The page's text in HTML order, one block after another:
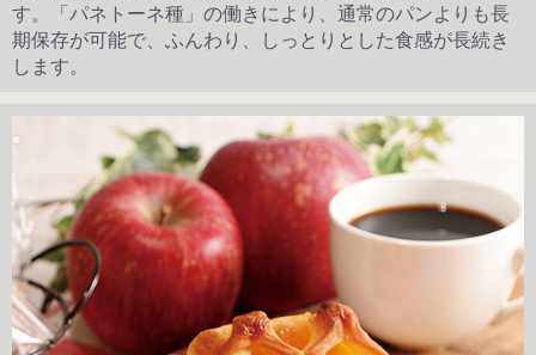
す。「パネトーネ種」の働きにより、通常のパンよりも長
期保存が可能で、ふんわり、しっとりとした食感が長続き
します。